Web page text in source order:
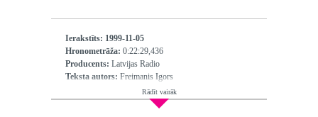
Ierakstīts: 1999-11-05
Hronometrāža: 0:22:29,436
Producents: Latvijas Radio
Teksta autors: Freimanis Igors
Freimanis Igors, Oša Aija
Redaktors:Oša Aija
Rādīt vairāk